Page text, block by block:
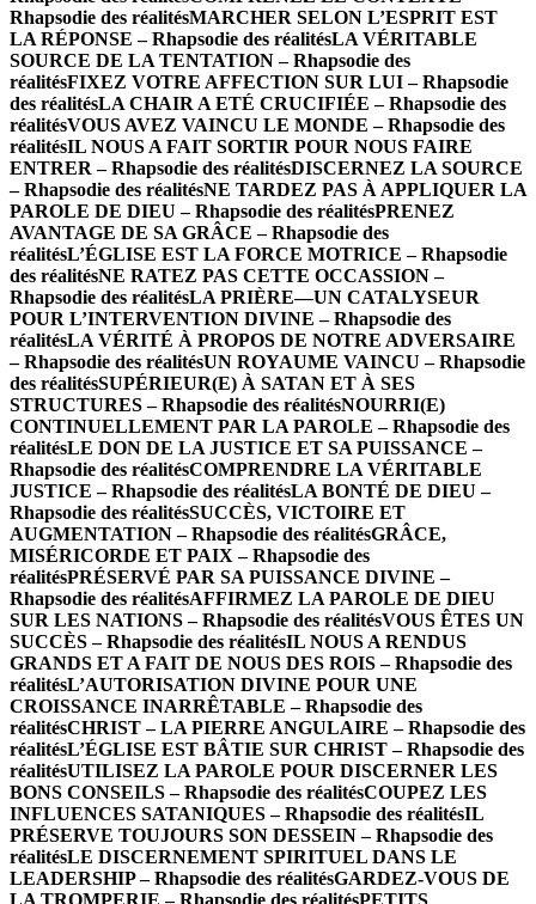
Rhapsodie des réalitésMARCHER SELON L’ESPRIT EST
LA RÉPONSE – Rhapsodie des réalitésLA VÉRITABLE
SOURCE DE LA TENTATION – Rhapsodie des
réalitésFIXEZ VOTRE AFFECTION SUR LUI – Rhapsodie
des réalitésLA CHAIR A ETÉ CRUCIFIÉE – Rhapsodie des
réalitésVOUS AVEZ VAINCU LE MONDE – Rhapsodie des
réalitésIL NOUS A FAIT SORTIR POUR NOUS FAIRE
ENTRER – Rhapsodie des réalitésDISCERNEZ LA SOURCE
– Rhapsodie des réalitésNE TARDEZ PAS À APPLIQUER LA
PAROLE DE DIEU – Rhapsodie des réalitésPRENEZ
AVANTAGE DE SA GRÂCE – Rhapsodie des
réalitésL’ÉGLISE EST LA FORCE MOTRICE – Rhapsodie
des réalitésNE RATEZ PAS CETTE OCCASSION –
Rhapsodie des réalitésLA PRIÈRE—UN CATALYSEUR
POUR L’INTERVENTION DIVINE – Rhapsodie des
réalitésLA VÉRITÉ À PROPOS DE NOTRE ADVERSAIRE
– Rhapsodie des réalitésUN ROYAUME VAINCU – Rhapsodie
des réalitésSUPÉRIEUR(E) À SATAN ET À SES
STRUCTURES – Rhapsodie des réalitésNOURRI(E)
CONTINUELLEMENT PAR LA PAROLE – Rhapsodie des
réalitésLE DON DE LA JUSTICE ET SA PUISSANCE –
Rhapsodie des réalitésCOMPRENDRE LA VÉRITABLE
JUSTICE – Rhapsodie des réalitésLA BONTÉ DE DIEU –
Rhapsodie des réalitésSUCCÈS, VICTOIRE ET
AUGMENTATION – Rhapsodie des réalitésGRÂCE,
MISÉRICORDE ET PAIX – Rhapsodie des
réalitésPRÉSERVÉ PAR SA PUISSANCE DIVINE –
Rhapsodie des réalitésAFFIRMEZ LA PAROLE DE DIEU
SUR LES NATIONS – Rhapsodie des réalitésVOUS ÊTES UN
SUCCÈS – Rhapsodie des réalitésIL NOUS A RENDUS
GRANDS ET A FAIT DE NOUS DES ROIS – Rhapsodie des
réalitésL’AUTORISATION DIVINE POUR UNE
CROISSANCE INARRÊTABLE – Rhapsodie des
réalitésCHRIST – LA PIERRE ANGULAIRE – Rhapsodie des
réalitésL’ÉGLISE EST BÂTIE SUR CHRIST – Rhapsodie des
réalitésUTILISEZ LA PAROLE POUR DISCERNER LES
BONS CONSEILS – Rhapsodie des réalitésCOUPEZ LES
INFLUENCES SATANIQUES – Rhapsodie des réalitésIL
PRÉSERVE TOUJOURS SON DESSEIN – Rhapsodie des
réalitésLE DISCERNEMENT SPIRITUEL DANS LE
LEADERSHIP – Rhapsodie des réalitésGARDEZ-VOUS DE
LA TROMPERIE – Rhapsodie des réalitésPETITS